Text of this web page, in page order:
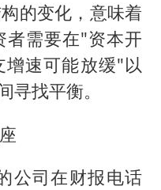
的变化，意味着
者需要在"资本开
速可能放缓"以
寻找平衡。
公司在财报电话